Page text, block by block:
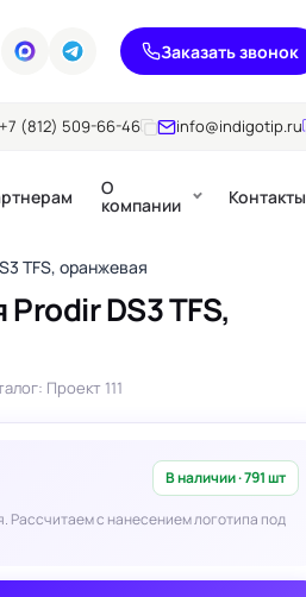
Заказать звонок
(812) 509-66-46 info@indigotip.ru
Каталоги
Презентации, годовые
О
компании Контакты
TFS, оранжевая
DS3 TFS,
Проект 111
В наличии · 791 шт
Рассчитаем с нанесением логотипа под